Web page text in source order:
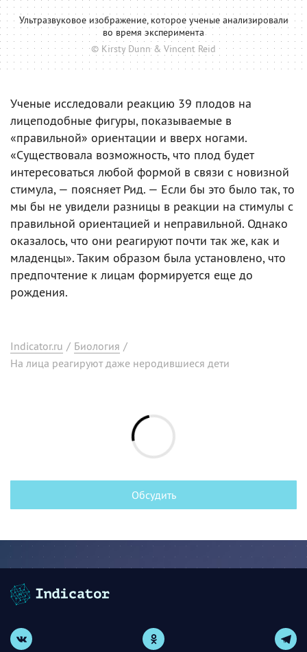
Ультразвуковое изображение, которое ученые анализировали
во время эксперимента
© Kirsty Dunn & Vincent Reid
Ученые исследовали реакцию 39 плодов на
лицеподобные фигуры, показываемые в
«правильной» ориентации и вверх ногами.
«Существовала возможность, что плод будет
интересоваться любой формой в связи с новизной
стимула, — поясняет Рид. — Если бы это было так, то
мы бы не увидели разницы в реакции на стимулы с
правильной ориентацией и неправильной. Однако
оказалось, что они реагируют почти так же, как и
младенцы». Таким образом была установлено, что
предпочтение к лицам формируется еще до
рождения.
Indicator.ru / Биология /
На лица реагируют даже неродившиеся дети
Обсудить